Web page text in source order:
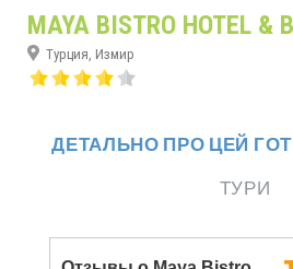
MAYA BISTRO HOTEL &
Турция, Измир
ДЕТАЛЬНО ПРО ЦЕЙ
ТУРИ